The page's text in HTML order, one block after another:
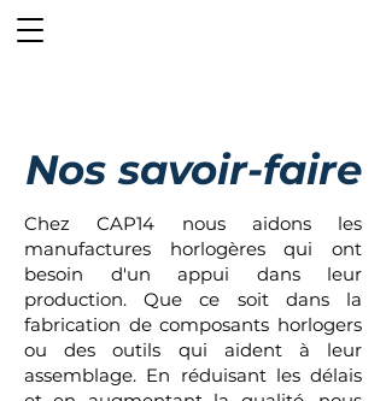
Nos savoir-faire
Chez CAP14 nous aidons les
manufactures horlogères qui ont
besoin d'un appui dans leur
production. Que ce soit dans la
fabrication de composants horlogers
ou des outils qui aident à leur
assemblage. En réduisant les délais